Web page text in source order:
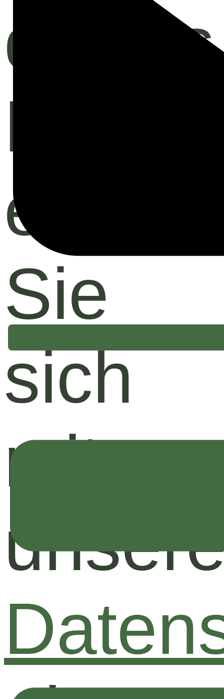
dieses
Sie
sich
mit